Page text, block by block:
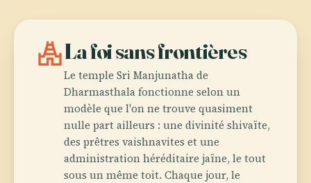
temple_hinduLa foi sans frontières
Le temple Sri Manjunatha de
Dharmasthala fonctionne selon un
modèle que l'on ne trouve quasiment
nulle part ailleurs : une divinité shivaïte,
des prêtres vaishnavites et une
administration héréditaire jaïne, le tout
sous un même toit. Chaque jour, le